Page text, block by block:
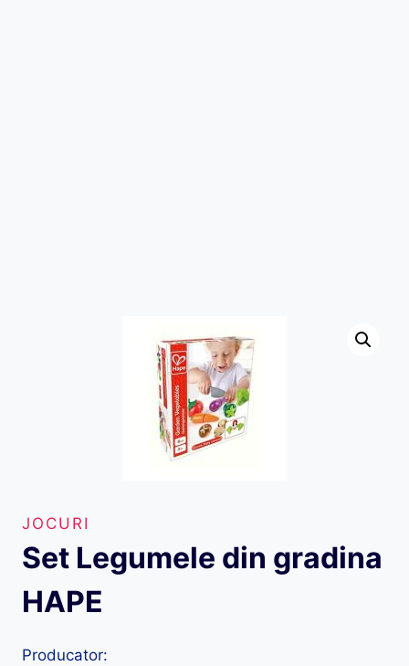
JOCURI
Set Legumele din gradina
HAPE
Producator: